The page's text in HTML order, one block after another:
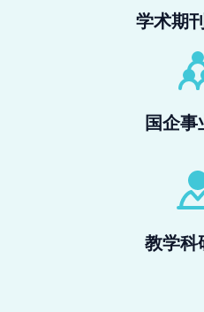
学术期
国企事
教学科